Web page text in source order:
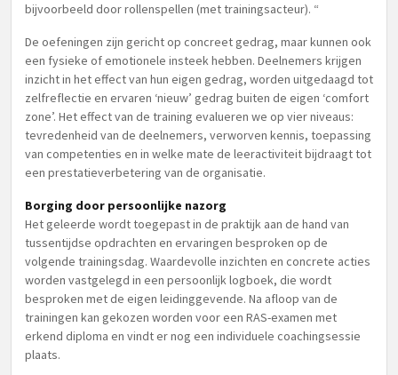
bijvoorbeeld door rollenspellen (met trainingsacteur). “
De oefeningen zijn gericht op concreet gedrag, maar kunnen ook
een fysieke of emotionele insteek hebben. Deelnemers krijgen
inzicht in het effect van hun eigen gedrag, worden uitgedaagd tot
zelfreflectie en ervaren ‘nieuw’ gedrag buiten de eigen ‘comfort
zone’. Het effect van de training evalueren we op vier niveaus:
tevredenheid van de deelnemers, verworven kennis, toepassing
van competenties en in welke mate de leeractiviteit bijdraagt tot
een prestatieverbetering van de organisatie.
Borging door persoonlijke nazorg
Het geleerde wordt toegepast in de praktijk aan de hand van
tussentijdse opdrachten en ervaringen besproken op de
volgende trainingsdag. Waardevolle inzichten en concrete acties
worden vastgelegd in een persoonlijk logboek, die wordt
besproken met de eigen leidinggevende. Na afloop van de
trainingen kan gekozen worden voor een RAS-examen met
erkend diploma en vindt er nog een individuele coachingsessie
plaats.